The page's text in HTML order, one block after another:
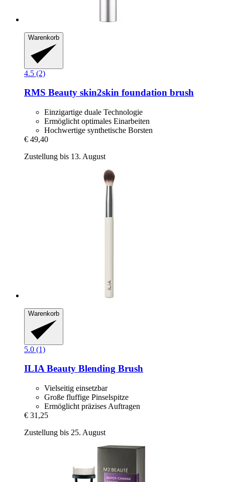
Warenkorb
4.5 (2)
RMS Beauty skin2skin foundation brush
Einzigartige duale Technologie
Ermöglicht optimales Einarbeiten
Hochwertige synthetische Borsten
€ 49,40
Zustellung bis 13. August
Warenkorb
5.0 (1)
ILIA Beauty Blending Brush
Vielseitig einsetzbar
Große fluffige Pinselspitze
Ermöglicht präzises Auftragen
€ 31,25
Zustellung bis 25. August